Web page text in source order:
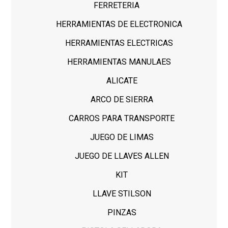
FERRETERIA
HERRAMIENTAS DE ELECTRONICA
HERRAMIENTAS ELECTRICAS
HERRAMIENTAS MANULAES
ALICATE
ARCO DE SIERRA
CARROS PARA TRANSPORTE
JUEGO DE LIMAS
JUEGO DE LLAVES ALLEN
KIT
LLAVE STILSON
PINZAS